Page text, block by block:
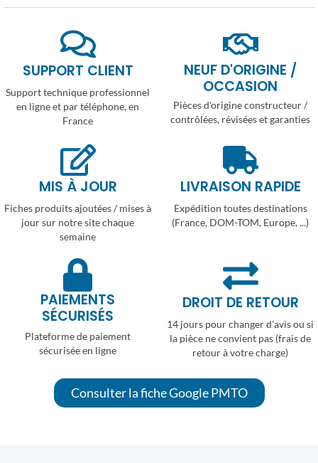
SUPPORT CLIENT
Support technique professionnel
en ligne et par téléphone, en
France
NEUF D'ORIGINE /
OCCASION
Pièces d'origine constructeur /
contrôlées, révisées et garanties
MIS À JOUR
Fiches produits ajoutées / mises à
jour sur notre site chaque
semaine
LIVRAISON RAPIDE
Expédition toutes destinations
(France, DOM-TOM, Europe, ...)
PAIEMENTS
SÉCURISÉS
Plateforme de paiement
sécurisée en ligne
DROIT DE RETOUR
14 jours pour changer d'avis ou si
la pièce ne convient pas (frais de
retour à votre charge)
Consulter la fiche Google PMTO